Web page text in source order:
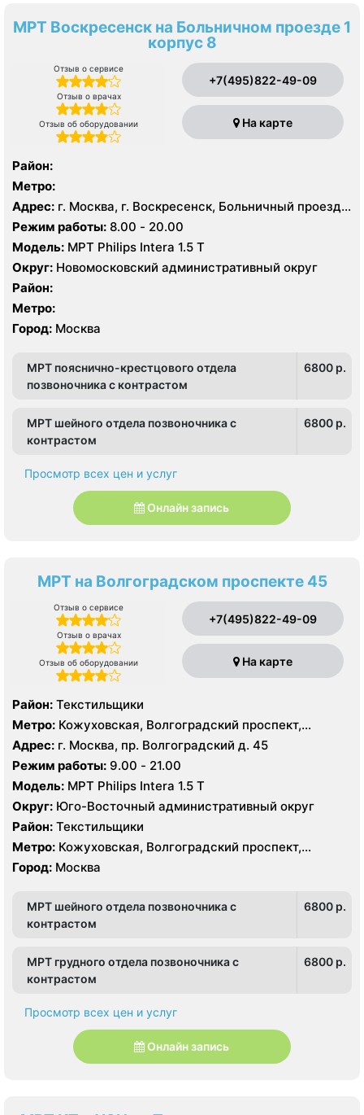
МРТ Воскресенск на Больничном проезде 1
корпус 8
Отзыв о сервисе
Отзыв о врачах
Отзыв об оборудовании
+7(495)822-49-09
На карте
Район:
Метро:
Адрес: г. Москва, г. Воскресенск, Больничный проезд,
д. 1, корп. 8
Режим работы: 8.00 - 20.00
Модель: МРТ Philips Intera 1.5 T
Округ: Новомосковский административный округ
Район:
Метро:
Город: Москва
МРТ пояснично-крестцового отдела
позвоночника с контрастом
6800 p.
МРТ шейного отдела позвоночника с
контрастом
6800 p.
Просмотр всех цен и услуг
Онлайн запись
МРТ на Волгоградском проспекте 45
Отзыв о сервисе
Отзыв о врачах
Отзыв об оборудовании
+7(495)822-49-09
На карте
Район: Текстильщики
Метро: Кожуховская, Волгоградский проспект,
Текстильщики
Адрес: г. Москва, пр. Волгоградский д. 45
Режим работы: 9.00 - 21.00
Модель: МРТ Philips Intera 1.5 T
Округ: Юго-Восточный административный округ
Район: Текстильщики
Метро: Кожуховская, Волгоградский проспект,
Текстильщики
Город: Москва
МРТ шейного отдела позвоночника с
контрастом
6800 p.
МРТ грудного отдела позвоночника с
контрастом
6800 p.
Просмотр всех цен и услуг
Онлайн запись